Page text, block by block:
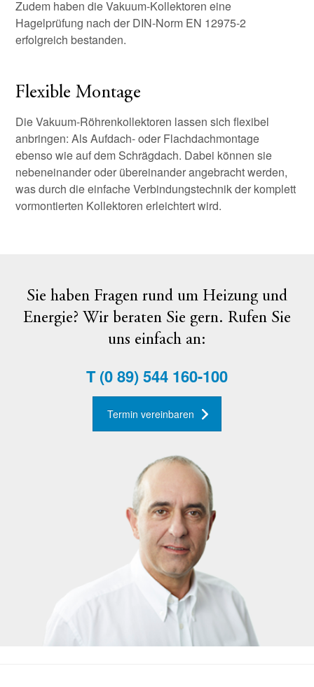
Zudem haben die Vakuum-Kollektoren eine
Hagelprüfung nach der DIN-Norm EN 12975-2
erfolgreich bestanden.
Flexible Montage
Die Vakuum-Röhrenkollektoren lassen sich flexibel
anbringen: Als Aufdach- oder Flachdachmontage
ebenso wie auf dem Schrägdach. Dabei können sie
nebeneinander oder übereinander angebracht werden,
was durch die einfache Verbindungstechnik der komplett
vormontierten Kollektoren erleichtert wird.
Sie haben Fragen rund um Heizung und
Energie? Wir beraten Sie gern. Rufen Sie
uns einfach an:
T(0 89) 544 160-100
Termin vereinbaren